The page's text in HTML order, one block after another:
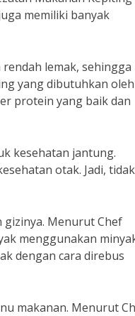
memiliki banyak
lemak, sehingga
yang dibutuhkan oleh
protein yang baik dan
kesehatan jantung.
otak. Jadi, tidak
Menurut Chef
menggunakan
dengan cara direbus
makanan. Menurut